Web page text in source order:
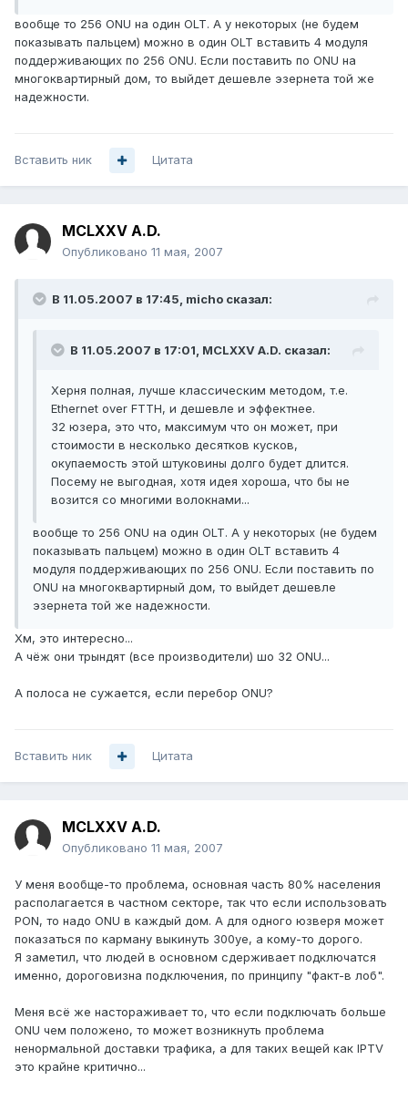
вообще то 256 ONU на один OLT. А у некоторых (не будем
показывать пальцем) можно в один OLT вставить 4 модуля
поддерживающих по 256 ONU. Если поставить по ONU на
многоквартирный дом, то выйдет дешевле эзернета той же
надежности.
Вставить ник Цитата
MCLXXV A.D.
Опубликовано 11 мая, 2007
В 11.05.2007 в 17:45, micho сказал:
В 11.05.2007 в 17:01, MCLXXV A.D. сказал:
Херня полная, лучше классическим методом, т.е.
Ethernet over FTTH, и дешевле и эффектнее.
32 юзера, это что, максимум что он может, при
стоимости в несколько десятков кусков,
окупаемость этой штуковины долго будет длится.
Посему не выгодная, хотя идея хороша, что бы не
возится со многими волокнами...
вообще то 256 ONU на один OLT. А у некоторых (не будем
показывать пальцем) можно в один OLT вставить 4
модуля поддерживающих по 256 ONU. Если поставить по
ONU на многоквартирный дом, то выйдет дешевле
эзернета той же надежности.
Хм, это интересно...
А чёж они трындят (все производители) шо 32 ONU...
А полоса не сужается, если перебор ONU?
Вставить ник Цитата
MCLXXV A.D.
Опубликовано 11 мая, 2007
У меня вообще-то проблема, основная часть 80% населения
располагается в частном секторе, так что если использовать
PON, то надо ONU в каждый дом. А для одного юзверя может
показаться по карману выкинуть 300уе, а кому-то дорого.
Я заметил, что людей в основном сдерживает подключатся
именно, дороговизна подключения, по принципу "факт-в лоб".
Меня всё же настораживает то, что если подключать больше
ONU чем положено, то может возникнуть проблема
ненормальной доставки трафика, а для таких вещей как IPTV
это крайне критично...